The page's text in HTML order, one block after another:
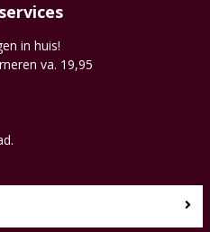
in huis!
va. 19,95